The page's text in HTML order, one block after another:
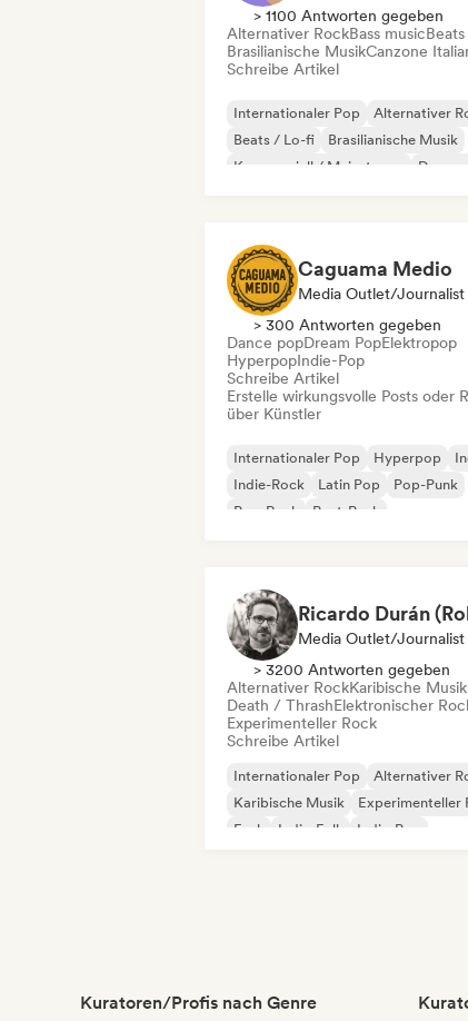
> 1100 Antworten gegeben
Alternativer RockBass music
Brasilianische MusikCanzone
Schreibe Artikel
Internationaler Pop
Alternativer
Beats / Lo-fi
Brasilianische Musik
Kommerziell / Mainstream
Dance
Caguama Medio
Media Outlet/Journalist
> 300 Antworten gegeben
Dance popDream PopElektropop
HyperpopIndie-Pop
Schreibe Artikel
Erstelle wirkungsvolle Posts oder
über Künstler
Internationaler Pop Hyperpop
Indie-Rock
Latin Pop
Pop-Punk
Pop-Rock
Post-Punk
Media Outlet/Journalist
> 3200 Antworten gegeben
Alternativer RockKaribische Musik
Death / ThrashElektronischer
Experimenteller Rock
Schreibe Artikel
Internationaler Pop
Alternativer
Karibische Musik
Experimenteller
Funk
Indie-Folk
Indie-Pop
Kuratoren/Profis nach Genre